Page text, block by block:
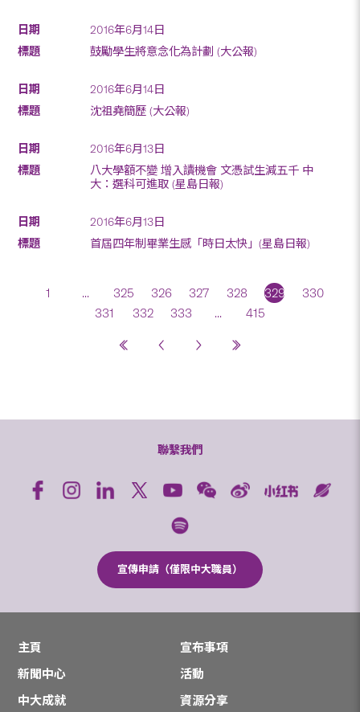
2016年6月14日
鼓勵學生將意念化為計劃 (大公報)
2016年6月14日
沈祖堯簡歷 (大公報)
2016年6月13日
八大學額不變 增入讀機會 文憑試生減五千 中
大：選科可進取 (星島日報)
2016年6月13日
首屆四年制畢業生感「時日太快」(星島日報)
1 ... 325 326 327 328 329
330
331
332 333 ... 415
聯繫我們
宣傳申請（僅限中大職員）
主頁
宣布事項
新聞中心
活動
中大成就
資源分享